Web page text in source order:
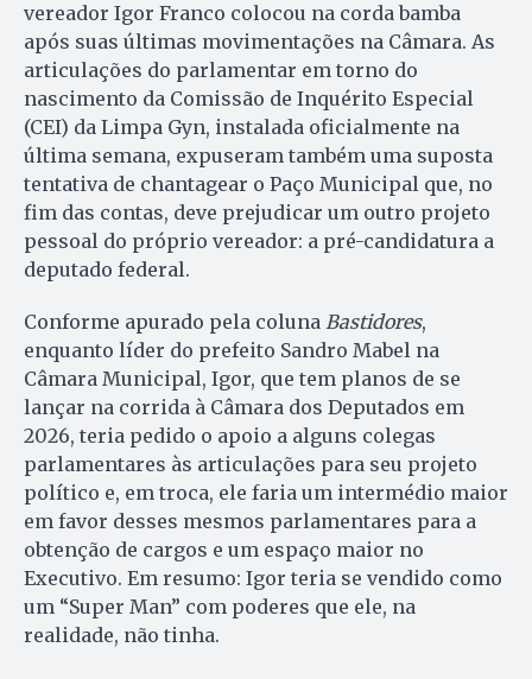
vereador Igor Franco colocou na corda bamba
após suas últimas movimentações na Câmara. As
articulações do parlamentar em torno do
nascimento da Comissão de Inquérito Especial
(CEI) da Limpa Gyn, instalada oficialmente na
última semana, expuseram também uma suposta
tentativa de chantagear o Paço Municipal que, no
fim das contas, deve prejudicar um outro projeto
pessoal do próprio vereador: a pré-candidatura a
deputado federal.
Conforme apurado pela coluna Bastidores,
enquanto líder do prefeito Sandro Mabel na
Câmara Municipal, Igor, que tem planos de se
lançar na corrida à Câmara dos Deputados em
2026, teria pedido o apoio a alguns colegas
parlamentares às articulações para seu projeto
político e, em troca, ele faria um intermédio maior
em favor desses mesmos parlamentares para a
obtenção de cargos e um espaço maior no
Executivo. Em resumo: Igor teria se vendido como
um “Super Man” com poderes que ele, na
realidade, não tinha.